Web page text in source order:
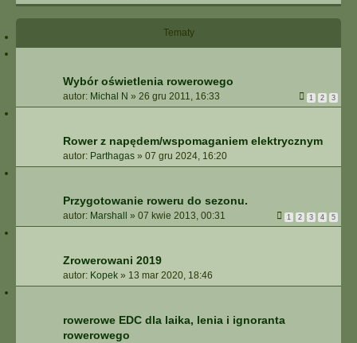
I
E
A
W
N
W
A
Tematy
Wybór oświetlenia rowerowego
autor: Michal N » 26 gru 2011, 16:33 1 2 3
Rower z napędem/wspomaganiem elektrycznym
autor: Parthagas » 07 gru 2024, 16:20
Przygotowanie roweru do sezonu.
autor: Marshall » 07 kwie 2013, 00:31 1 2 3 4 5
Zrowerowani 2019
autor: Kopek » 13 mar 2020, 18:46
rowerowe EDC dla laika, lenia i ignoranta
rowerowego